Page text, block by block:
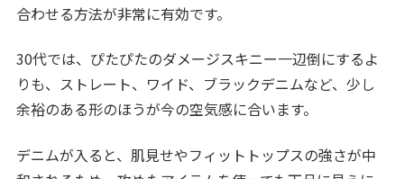
合わせる方法が非常に有効です。
30代では、ぴたぴたのダメージスキニー一辺倒にするよ
りも、ストレート、ワイド、ブラックデニムなど、少し
余裕のある形のほうが今の空気感に合います。
デニムが入ると、肌見せやフィットトップスの強さが中